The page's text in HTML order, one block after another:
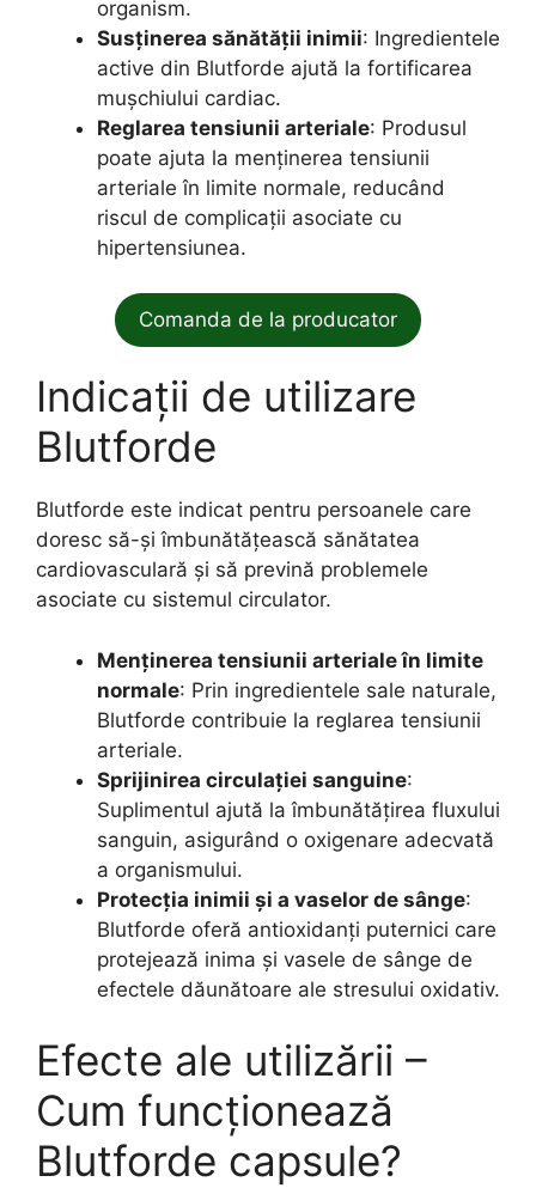
organism.
Susținerea sănătății inimii: Ingredientele
active din Blutforde ajută la fortificarea
mușchiului cardiac.
Reglarea tensiunii arteriale: Produsul
poate ajuta la menținerea tensiunii
arteriale în limite normale, reducând
riscul de complicații asociate cu
hipertensiunea.
Comanda de la producator
Indicații de utilizare
Blutforde
Blutforde este indicat pentru persoanele care
doresc să-și îmbunătățească sănătatea
cardiovasculară și să prevină problemele
asociate cu sistemul circulator.
Menținerea tensiunii arteriale în limite
normale: Prin ingredientele sale naturale,
Blutforde contribuie la reglarea tensiunii
arteriale.
Sprijinirea circulației sanguine:
Suplimentul ajută la îmbunătățirea fluxului
sanguin, asigurând o oxigenare adecvată
a organismului.
Protecția inimii și a vaselor de sânge:
Blutforde oferă antioxidanți puternici care
protejează inima și vasele de sânge de
efectele dăunătoare ale stresului oxidativ.
Efecte ale utilizării –
Cum funcționează
Blutforde capsule?